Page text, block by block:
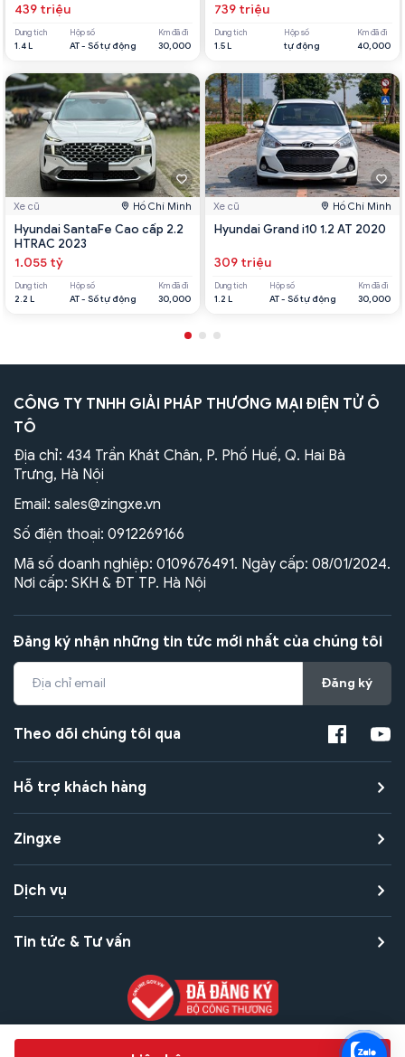
439 triệu
Dung tích
1.4 L
Hộp số
AT - Số tự động
Km đã đi
30,000
Xe cũ Hồ Chí Minh
Hyundai SantaFe Cao cấp 2.2
HTRAC 2023
1.055 tỷ
Dung tích
2.2 L
Hộp số
AT - Số tự động
Km đã đi
30,000
739 triệu
Dung tích
1.5 L
Hộp số
tự động
Km đã đi
40,000
Xe cũ Hồ Chí Minh
Hyundai Grand i10 1.2 AT 2020
309 triệu
Dung tích
1.2 L
Hộp số
AT - Số tự động
Km đã đi
30,000
CÔNG TY TNHH GIẢI PHÁP THƯƠNG MẠI ĐIỆN TỬ Ô
TÔ
Địa chỉ: 434 Trần Khát Chân, P. Phố Huế, Q. Hai Bà
Trưng, Hà Nội
Email: sales@zingxe.vn
Số điện thoại: 0912269166
Mã số doanh nghiệp: 0109676491. Ngày cấp: 08/01/2024.
Nơi cấp: SKH & ĐT TP. Hà Nội
Đăng ký nhận những tin tức mới nhất của chúng tôi
Đăng ký
Theo dõi chúng tôi qua
Hỗ trợ khách hàng
Zingxe
Dịch vụ
Tin tức & Tư vấn